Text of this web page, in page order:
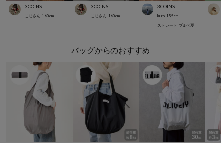
3COINS
こじさん 160cm
3COINS
こじさん 160cm
3COINS
kuro 155cm
ストレート ブルベ夏
バッグからのおすすめ